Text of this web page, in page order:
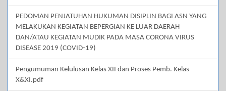
PEDOMAN PENJATUHAN HUKUMAN DISIPLIN BAGI ASN YANG
MELAKUKAN KEGIATAN BEPERGIAN KE LUAR DAERAH
DAN/ATAU KEGIATAN MUDIK PADA MASA CORONA VIRUS
DISEASE 2019 (COVID-19)
Pengumuman Kelulusan Kelas XII dan Proses Pemb. Kelas
X&XI.pdf